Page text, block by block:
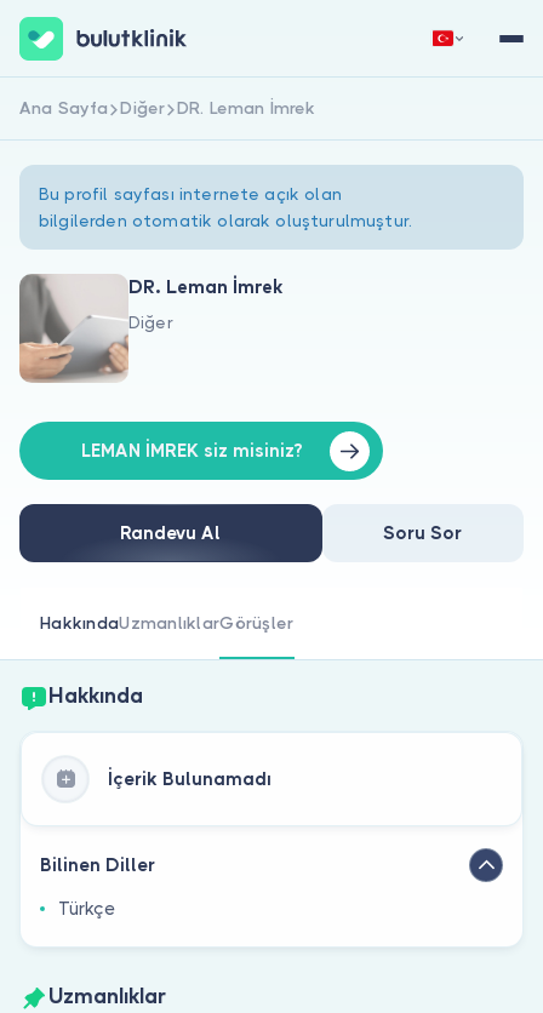
Hakkımızda
Doktorlar için
Doktor musunuz?
Hemen Kaydol
Ana Sayfa Diğer DR. Leman İmrek
Bu profil sayfası internete açık olan
bilgilerden otomatik olarak oluşturulmuştur.
DR. Leman İmrek
Diğer
LEMAN İMREK siz misiniz?
Randevu Al Soru Sor
HakkındaUzmanlıklarGörüşler
Hakkında
İçerik Bulunamadı
Bilinen Diller
Türkçe
Uzmanlıklar